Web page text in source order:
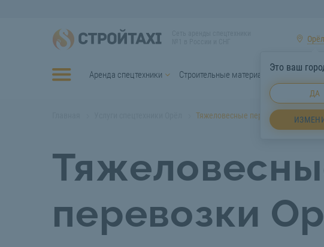
Орёл
Это ваш
ДА
Аренда спецтехники Строительные материалы Услуги
Тяжеловесные перевозки Орёл
перевозки